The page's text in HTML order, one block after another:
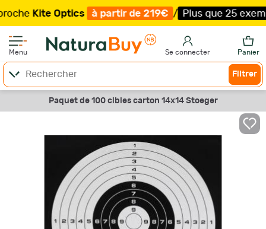
Kite Optics à partir de 219€ / Plus que 25
Menu Se connecter Panier
Filtrer
Paquet de 100 cibles carton 14x14 Stoeger